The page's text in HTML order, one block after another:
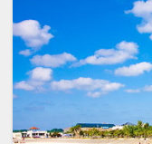
連泊ポイント
●２連泊以上
ーフ」（温
ム）１日利
円）
１泊につき
※早期申込期
数の内訳・
ン・氏名・